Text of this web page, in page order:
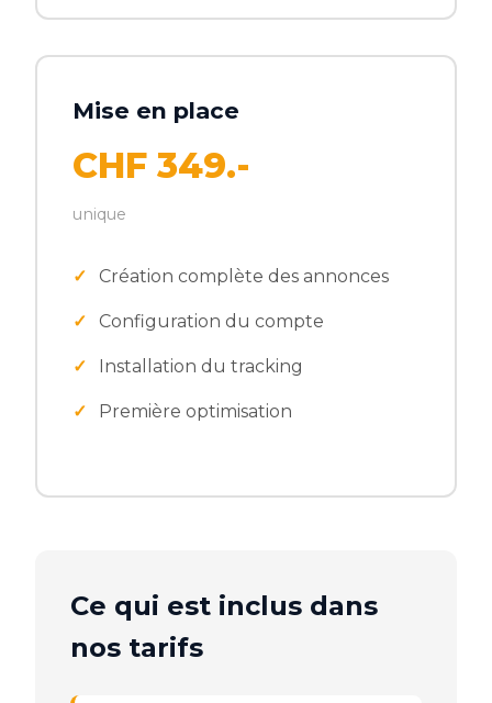
Mise en place
CHF 349.-
unique
Création complète des annonces
Configuration du compte
Installation du tracking
Première optimisation
Ce qui est inclus dans
nos tarifs